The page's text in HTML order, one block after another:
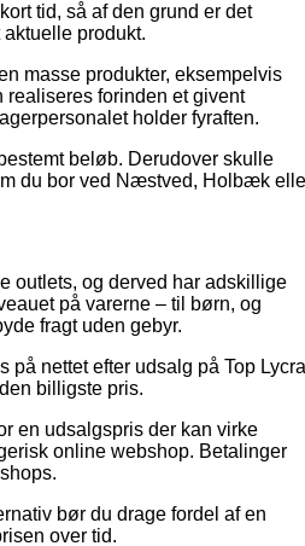
tid, så af den grund er det
produkt.
masse produkter, eksempelvis
realiseres forinden et givent
holder fyraften.
beløb. Derudover skulle
du bor ved Næstved, Holbæk
outlets, og derved har adskillige
på varerne – til børn, og
fragt uden gebyr.
nettet efter udsalg på Top Lycra
billigste pris.
en udsalgspris der kan virke
online webshop. Betalinger
bør du drage fordel af en
over tid.